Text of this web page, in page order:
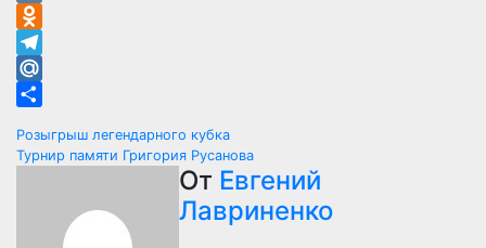
VK
Odnoklassniki
Telegram
Mail.Ru
Навигация
записям
Розыгрыш легендарного кубка
Турнир памяти Григория Русанова
От Евгений
Лавриненко